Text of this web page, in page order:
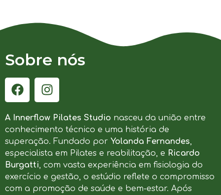
Sobre nós
A Innerflow Pilates Studio nasceu da união entre
conhecimento técnico e uma história de
superação. Fundado por Yolanda Fernandes,
especialista em Pilates e reabilitação, e Ricardo
Burgatti, com vasta experiência em fisiologia do
exercício e gestão, o estúdio reflete o compromisso
com a promoção de saúde e bem-estar. Após